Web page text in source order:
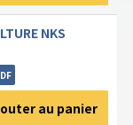
NKS
au panier